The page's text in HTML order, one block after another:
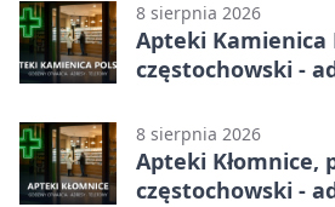
8 sierpnia 2026
Apteki Kamienica
częstochowski -
8 sierpnia 2026
Apteki Kłomnice,
częstochowski -